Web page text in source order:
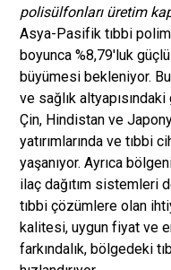
polisülfonları üretim
Asya-Pasifik tıbbi
boyunca %8,79'luk
büyümesi bekleniyor. Bu
ve sağlık
Çin, Hindistan ve
yatırımlarında ve tıbbi
yaşanıyor. Ayrıca
ilaç dağıtım sistemleri
tıbbi çözümlere olan
kalitesi, uygun fiyat ve
farkındalık, bölgedeki